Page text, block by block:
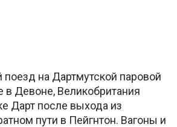
на Дартмутской паровой
в Девоне, Великобритания
Дарт после выхода из
пути в Пейгнтон. Вагоны и